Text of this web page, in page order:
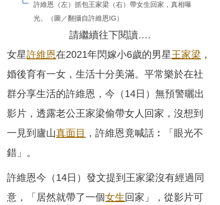
許維恩（左）抓包王家梁（右）帶女生回家，真相曝
光。（圖／翻攝自許維恩IG）
請繼續往下閱讀….
女星許維恩在2021年閃嫁小6歲的男星王家梁 ，
婚後育有一女，生活十分美滿。平常樂於在社
群分享生活的許維恩，今（14日）無預警曬出
影片，透露老公王家梁偷帶女人回家，沒想到
一見到廬山真面目
，許維恩竟喊話︰「眼光不
錯」。
許維恩今（14日）發文提到王家梁沒有經過同
意，「居然就帶了一個女生 回家」，從影片可